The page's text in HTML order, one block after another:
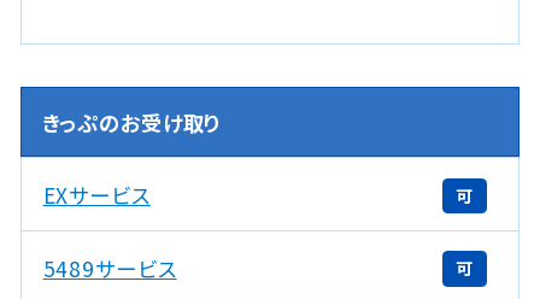
きっぷのお受け取り
EXサービス 可
5489サービス 可